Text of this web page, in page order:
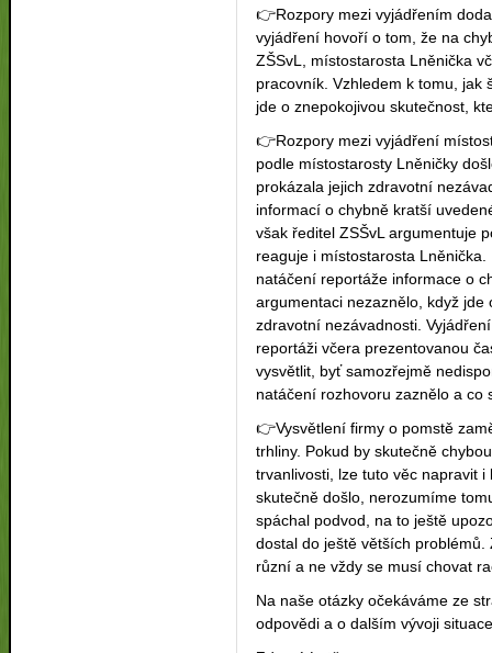
👉Rozpory mezi vyjádřením
vyjádření hovoří o tom, že na
ZŠSvL, místostarosta Lněnička
pracovník. Vzhledem k tomu, jak
jde o znepokojivou skutečnost,
👉Rozpory mezi vyjádření
podle místostarosty Lněničky
prokázala jejich zdravotní
informací o chybně kratší
však ředitel ZSŠvL argumentuje
reaguje i místostarosta
natáčení reportáže informace o
argumentaci nezaznělo, když
zdravotní nezávadnosti.
reportáži včera prezentovanou
vysvětlit, byť samozřejmě
natáčení rozhovoru zaznělo a co
👉Vysvětlení firmy o pomstě
trhliny. Pokud by skutečně
trvanlivosti, lze tuto věc napravit
skutečně došlo, nerozumíme
spáchal podvod, na to ještě
dostal do ještě větších
různí a ne vždy se musí chovat
Na naše otázky očekáváme ze
odpovědi a o dalším vývoji